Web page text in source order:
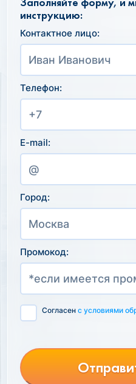
инструкцию:
Контактное лицо:
Телефон:
E-mail:
Город:
Промокод:
Согласен с условиями